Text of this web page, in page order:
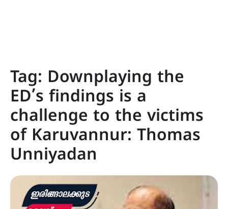
Tag: Downplaying the
ED’s findings is a
challenge to the victims
of Karuvannur: Thomas
Unniyadan